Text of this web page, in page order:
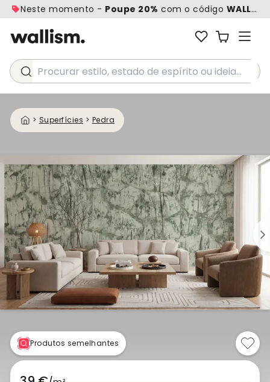
Neste momento - Poupe 20% com o código WALL20
Procurar estilo, estado de espírito ou ideia...
> Superfícies > Pedra
Produtos semelhantes